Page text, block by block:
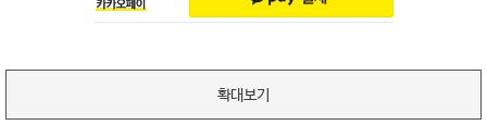
확대보기